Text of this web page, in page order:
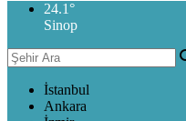
24.1 °
Sinop
İstanbul
Ankara